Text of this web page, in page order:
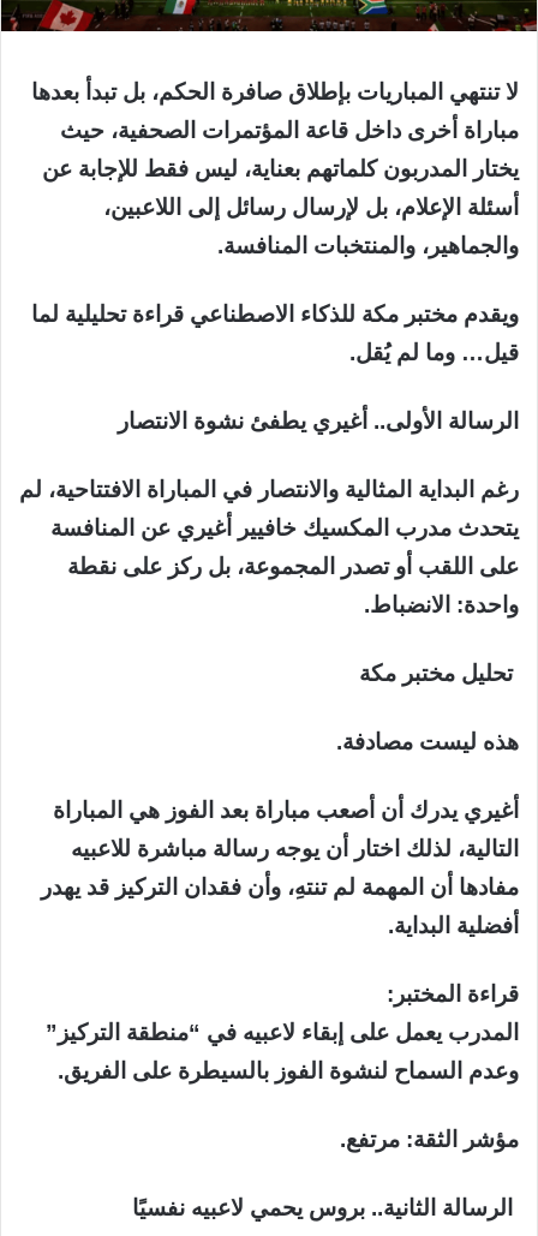
لا تنتهي المباريات بإطلاق صافرة الحكم، بل تبدأ بعدها
مباراة أخرى داخل قاعة المؤتمرات الصحفية، حيث
يختار المدربون كلماتهم بعناية، ليس فقط للإجابة عن
أسئلة الإعلام، بل لإرسال رسائل إلى اللاعبين،
والجماهير، والمنتخبات المنافسة.
ويقدم مختبر مكة للذكاء الاصطناعي قراءة تحليلية لما
قيل… وما لم يُقل.
الرسالة الأولى.. أغيري يطفئ نشوة الانتصار
رغم البداية المثالية والانتصار في المباراة الافتتاحية، لم
يتحدث مدرب المكسيك خافيير أغيري عن المنافسة
على اللقب أو تصدر المجموعة، بل ركز على نقطة
واحدة: الانضباط.
تحليل مختبر مكة
هذه ليست مصادفة.
أغيري يدرك أن أصعب مباراة بعد الفوز هي المباراة
التالية، لذلك اختار أن يوجه رسالة مباشرة للاعبيه
مفادها أن المهمة لم تنتهِ، وأن فقدان التركيز قد يهدر
أفضلية البداية.
قراءة المختبر:
المدرب يعمل على إبقاء لاعبيه في “منطقة التركيز”
وعدم السماح لنشوة الفوز بالسيطرة على الفريق.
مؤشر الثقة: مرتفع.
الرسالة الثانية.. بروس يحمي لاعبيه نفسيًا